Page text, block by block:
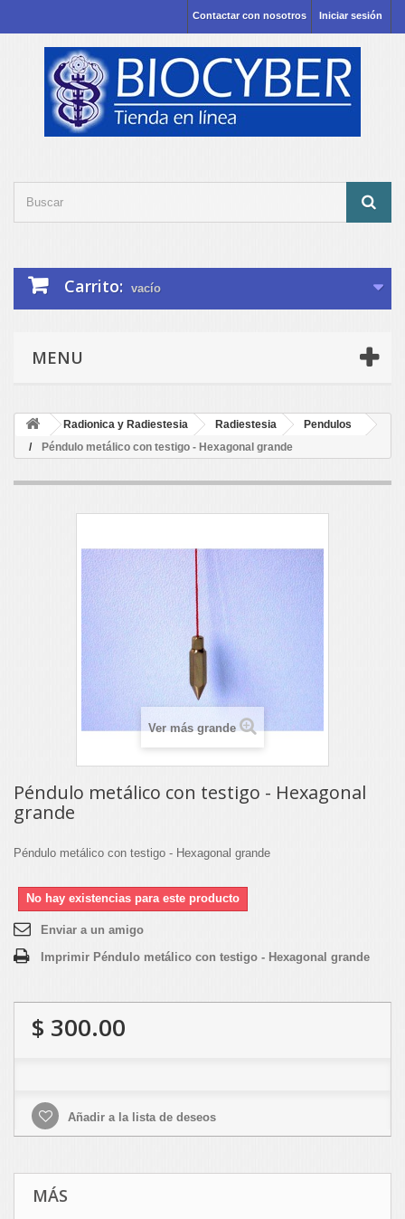
Iniciar sesión
Contactar con nosotros
Carrito: vacío
MENU
Radionica y Radiestesia Radiestesia
Pendulos
Péndulo metálico con testigo - Hexagonal grande
Ver más grande
Péndulo metálico con testigo - Hexagonal
grande
Péndulo metálico con testigo - Hexagonal grande
No hay existencias para este producto
Enviar a un amigo
Imprimir Péndulo metálico con testigo - Hexagonal grande
$ 300.00
Añadir a la lista de deseos
MÁS